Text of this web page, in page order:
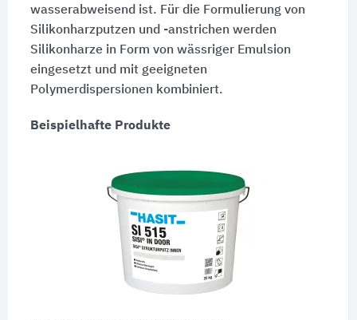
wasserabweisend ist. Für die Formulierung von
Silikonharzputzen und -anstrichen werden
Silikonharze in Form von wässriger Emulsion
eingesetzt und mit geeigneten
Polymerdispersionen kombiniert.
Beispielhafte Produkte